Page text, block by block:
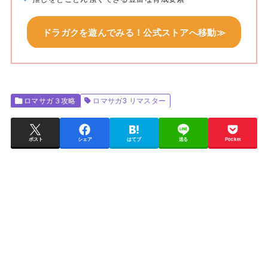
ドラガクを遊んでみる！公式ストアへ移動≫
ロマサガ３攻略 ロマサガ3 リマスター
ポスト シェア はてブ 送る Pocket